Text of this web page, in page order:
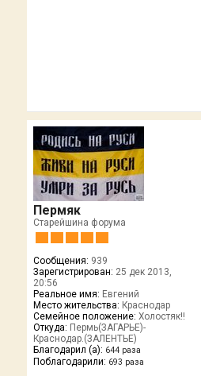
Пермяк
Старейшина форума
Сообщения: 939
Зарегистрирован: 25 дек 2013,
20:56
Реальное имя: Евгений
Место жительства: Краснодар
Семейное положение: Холостяк!!
Откуда: Пермь(ЗАГАРЬЕ)-
Краснодар.(ЗАЛЕНТЬЕ)
Благодарил (а): 644 раза
Поблагодарили: 693 раза